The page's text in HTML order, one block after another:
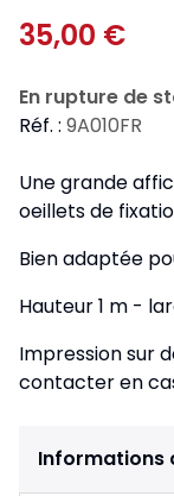
35,00 €
En rupture de
Réf. : 9A010FR
Une grande
oeillets de
Bien adaptée
Hauteur 1 m -
Impression sur
contacter en
Informations